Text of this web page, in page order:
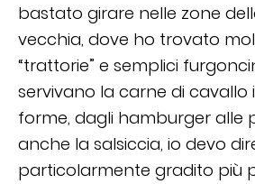
bastato girare nelle zone
vecchia, dove ho trovato
“trattorie” e semplici
servivano la carne di cavallo
forme, dagli hamburger alle
anche la salsiccia, io devo
particolarmente gradito più